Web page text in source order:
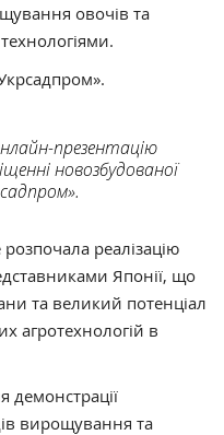
овочів та
презентацію
новозбудованої
реалізацію
Японії, що
та великий потенціал
агротехнологій в
демонстрації
вирощування та